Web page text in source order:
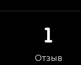
1
Отзыв